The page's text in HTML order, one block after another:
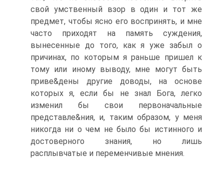
свой умственный взор в один и тот же
предмет, чтобы ясно его воспринять, и мне
часто приходят на память суждения,
вынесенные до того, как я уже забыл о
причинах, по которым я раньше пришел к
тому или иному выводу, мне могут быть
приве&дены другие доводы, на основе
которых я, если бы не знал Бога, легко
изменил бы свои первоначальные
представле&ния, и, таким образом, у меня
никогда ни о чем не было бы истинного и
достоверного знания, но лишь
расплывчатые и переменчивые мнения.